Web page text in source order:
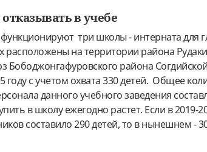
в учебе
три школы - интерната для
расположены на территории района
Бободжонгафуровского района
году с учетом охвата 330 детей. Общее
данного учебного заведения
в школу ежегодно растет. Если в 2019-
составило 290 детей, то в нынешнем -